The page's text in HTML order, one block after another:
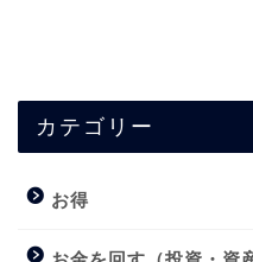
カテゴリー
お得